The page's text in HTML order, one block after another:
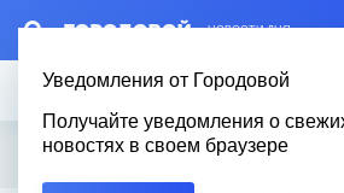
– НОВОСТИ ДНЯ
Уведомления от Городовой
Получайте уведомления о
новостях в своем браузере
Новости Эксклюзив Вопросы о
Городовой Полезное / «Возможны и негативные